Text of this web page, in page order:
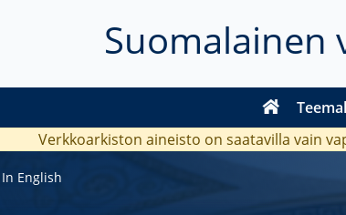
Suomalainen
Verkkoarkiston aineisto on saatavilla vain
In English